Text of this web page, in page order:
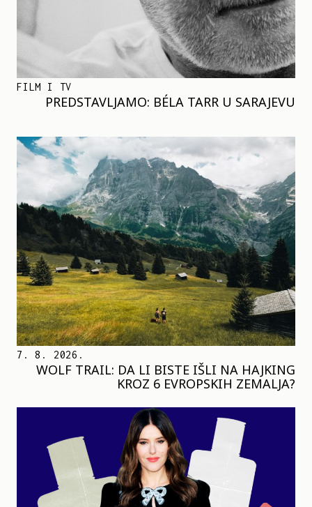
FILM I TV
PREDSTAVLJAMO: BÉLA TARR U SARAJEVU
7. 8. 2026.
WOLF TRAIL: DA LI BISTE IŠLI NA HAJKING
KROZ 6 EVROPSKIH ZEMALJA?